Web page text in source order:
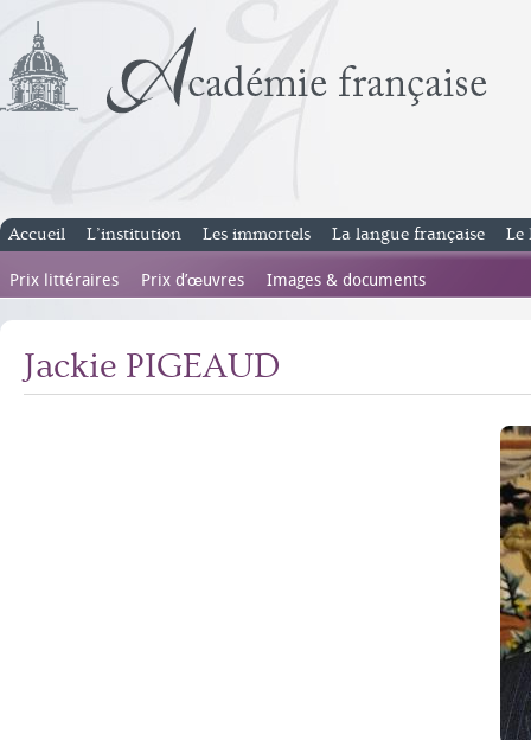
Accueil L’institution Les immortels La langue française Le
Prix littéraires Prix d’œuvres Images & documents
Jackie PIGEAUD